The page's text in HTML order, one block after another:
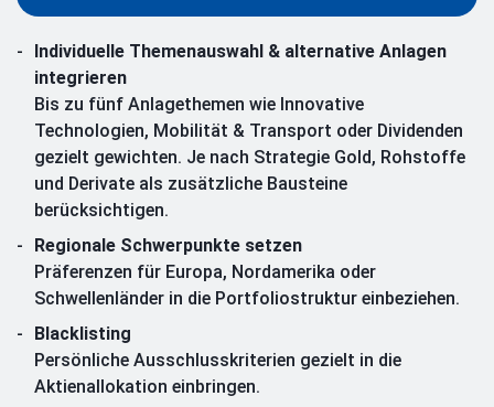
Individuelle Themenauswahl & alternative Anlagen
integrieren
Bis zu fünf Anlagethemen wie Innovative
Technologien, Mobilität & Transport oder Dividenden
gezielt gewichten. Je nach Strategie Gold, Rohstoffe
und Derivate als zusätzliche Bausteine
berücksichtigen.
Regionale Schwerpunkte setzen
Präferenzen für Europa, Nordamerika oder
Schwellenländer in die Portfoliostruktur einbeziehen.
Blacklisting
Persönliche Ausschlusskriterien gezielt in die
Aktienallokation einbringen.